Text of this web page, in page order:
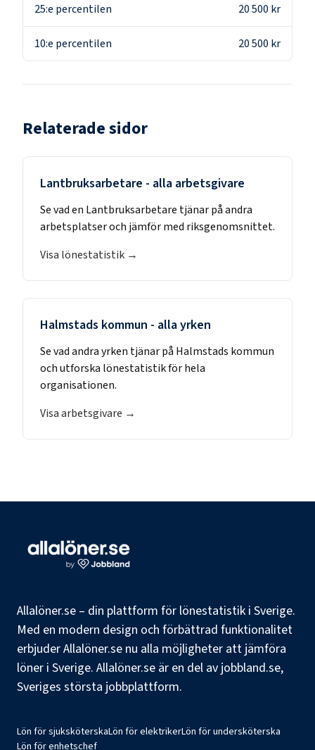
25:e percentilen 20 500 kr
10:e percentilen 20 500 kr
Relaterade sidor
Lantbruksarbetare - alla arbetsgivare
Se vad en Lantbruksarbetare tjänar på andra
arbetsplatser och jämför med riksgenomsnittet.
Visa lönestatistik →
Halmstads kommun - alla yrken
Se vad andra yrken tjänar på Halmstads kommun
och utforska lönestatistik för hela
organisationen.
Visa arbetsgivare →
Allalöner.se – din plattform för lönestatistik i Sverige.
Med en modern design och förbättrad funktionalitet
erbjuder Allalöner.se nu alla möjligheter att jämföra
löner i Sverige. Allalöner.se är en del av jobbland.se,
Sveriges största jobbplattform.
Lön för sjuksköterskaLön för elektrikerLön för undersköterska
Lön för enhetschef